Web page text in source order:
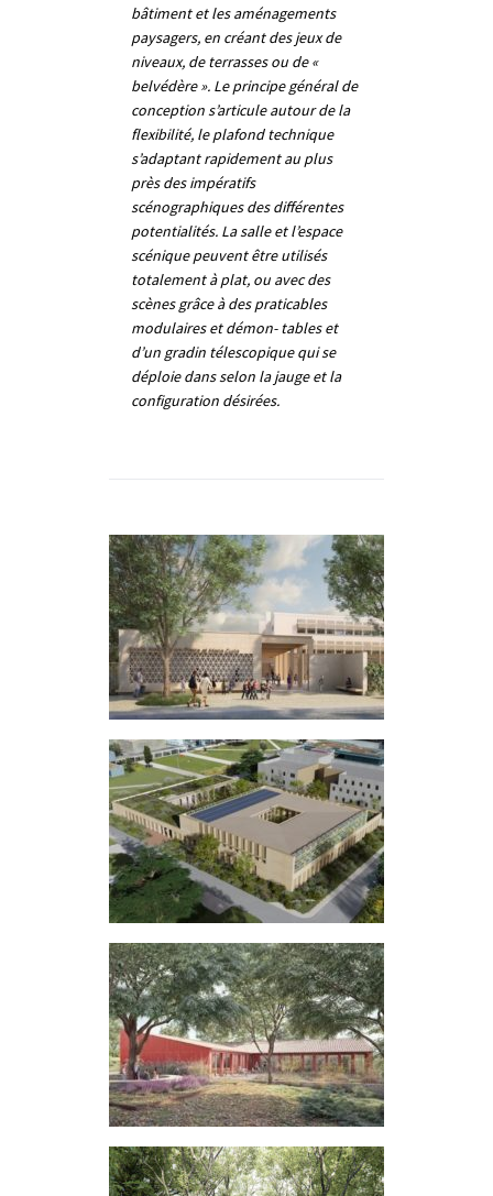
bâtiment et les aménagements
paysagers, en créant des jeux de
niveaux, de terrasses ou de «
belvédère ». Le principe général de
conception s’articule autour de la
flexibilité, le plafond technique
s’adaptant rapidement au plus
près des impératifs
scénographiques des différentes
potentialités. La salle et l’espace
scénique peuvent être utilisés
totalement à plat, ou avec des
scènes grâce à des praticables
modulaires et démon- tables et
d’un gradin télescopique qui se
déploie dans selon la jauge et la
configuration désirées.